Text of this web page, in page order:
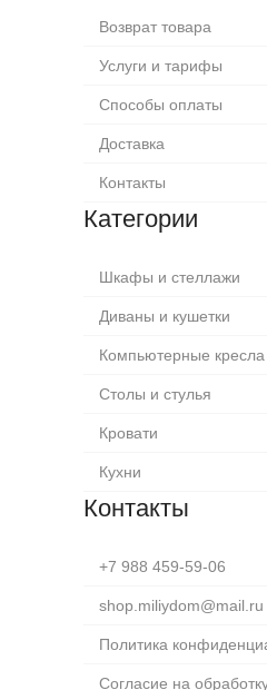
Возврат товара
Услуги и тарифы
Способы оплаты
Доставка
Контакты
Категории
Шкафы и стеллажи
Диваны и кушетки
Компьютерные кресла
Столы и стулья
Кровати
Кухни
Контакты
+7 988 459-59-06
shop.miliydom@mail.ru
Политика
Согласие на